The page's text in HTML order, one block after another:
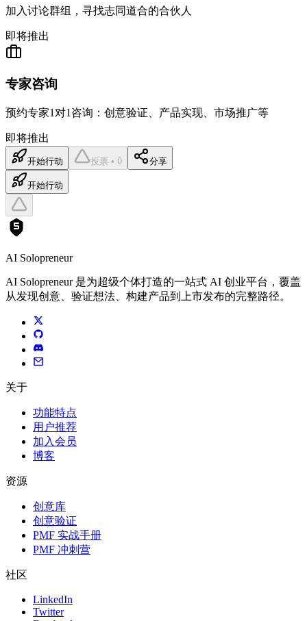
加入讨论群组，寻找志同道合的合伙人
即将推出
专家咨询
预约专家1对1咨询：创意验证、产品实现、市场推广等
即将推出
开始行动 投票 • 0 分享
开始行动
AI Solopreneur
AI Solopreneur 是为超级个体打造的一站式 AI 创业平台，覆盖
从发现创意、验证想法、构建产品到上市发布的完整路径。
关于
功能特点
用户推荐
加入会员
博客
资源
创意库
创意验证
PMF 实战手册
PMF 冲刺营
社区
LinkedIn
Twitter